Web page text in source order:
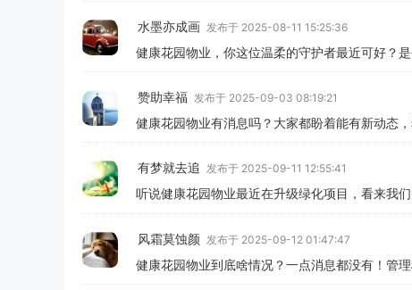
水墨亦成画 发布于 2025-08-11 15:25:36
健康花园物业，你这位温柔的守护者最近可好？
赞助幸福 发布于 2025-09-03 08:19:21
健康花园物业有消息吗？大家都盼着能有新动态
有梦就去追 发布于 2025-09-11 12:55:41
听说健康花园物业最近在升级绿化项目，看来我
风霜莫蚀颜 发布于 2025-09-12 01:47:47
健康花园物业到底啥情况？一点消息都没有！管